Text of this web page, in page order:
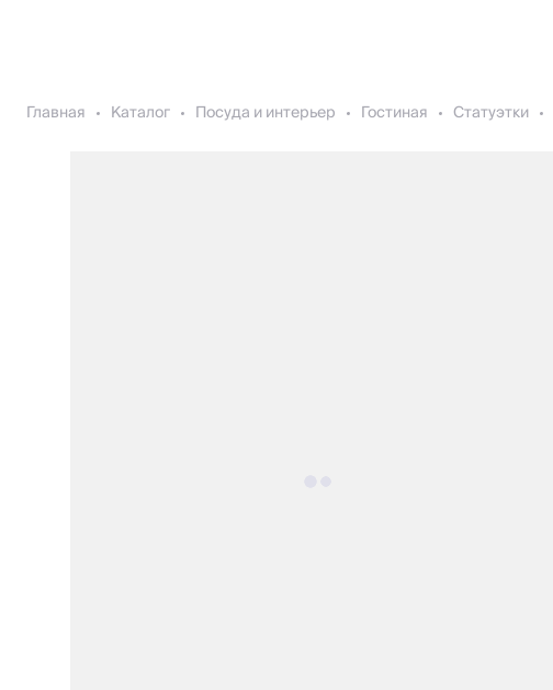
Главная Каталог Посуда и интерьер Гостиная Статуэтки